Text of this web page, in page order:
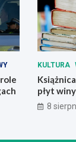
KULTURA
płyt
8